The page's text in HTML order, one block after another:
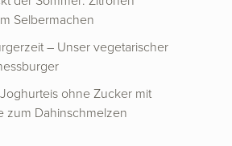
Selbermachen
– Unser vegetarischer
ohne Zucker mit
zum Dahinschmelzen